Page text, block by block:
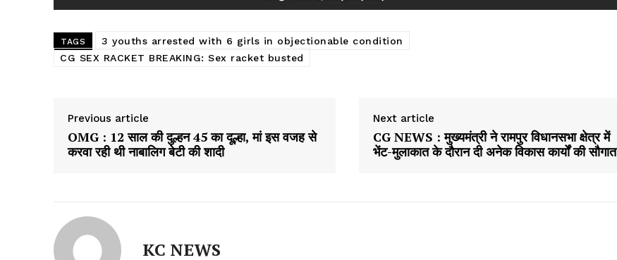
TAGS
3 youths arrested with 6 girls in objectionable condition
CG SEX RACKET BREAKING: Sex racket busted
Previous article
OMG : 12 साल की दुल्हन 45 का दूल्हा, मां इस वजह से
करवा रही थी नाबालिग बेटी की शादी
Next article
CG NEWS : मुख्यमंत्री ने रामपुर विधानसभा क्षेत्र में
भेंट-मुलाकात के दौरान दी अनेक विकास कार्यों की सौगात
KC NEWS